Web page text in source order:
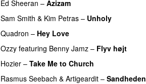
Ed Sheeran – Azizam
Sam Smith & Kim Petras – Unholy
Quadron – Hey Love
Ozzy featuring Benny Jamz – Flyv højt
Hozier – Take Me to Church
Rasmus Seebach & Artigeardit – Sandheden